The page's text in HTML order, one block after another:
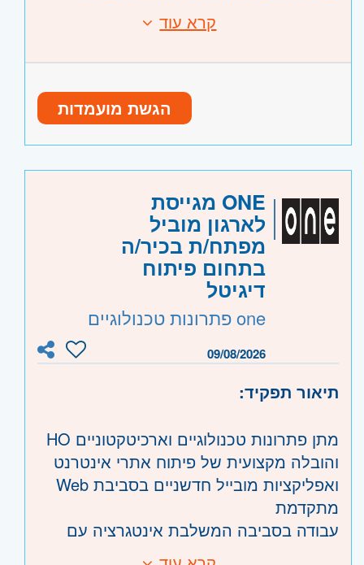
המשפיעות על המערכות והתהליכים
• ניסיון מוכח כ-System Engineer ו/או
• הבנה עמוקה בפיתוח מבוסס .NET - חובה
Distributed Systems - חובה
חובה
• הבנה בתשתיות IT ו-Networking - יתרון
• ניסיון בעבודה בסביבה רגולטורית - יתרון
• ניסיון בארגוני Healthcare - יתרון משמעותי
מורכבות - יתרון משמעותי
• הובלת טרנספורמציה דיגיטלית ו/או מעבר
לענן - יתרון משמעותי
• ניסיון בסביבת Enterprise גדולה - יתרון
משמעותי
היקף משרה: משרה מלאה
קוד משרה:JB-3401
- תל אביב, פתח תקווה, רמת גן
וגבעתיים, בקעת אונו וגבעת שמואל, חולון
- ראשון לציון ונס- ציונה
קרא עוד
הגשת מועמדות
ONE מגייסת
לארגון מוביל
מפתח/ת בכיר/ה
בתחום פיתוח
דיגיטל
one פתרונות טכנולוגיים
09/08/2026
תיאור תפקיד:
מתן פתרונות טכנולוגיים וארכיטקטוניים HO
והובלה מקצועית של פיתוח אתרי אינטרנט
ואפליקציות מובייל חדשניים בסביבת Web
מתקדמת
עבודה בסביבה המשלבת אינטגרציה עם